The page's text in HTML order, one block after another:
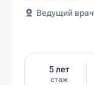
Ведущий врач
5 лет
стаж